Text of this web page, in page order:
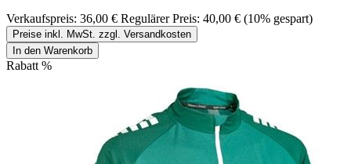
Verkaufspreis: 36,00 € Regulärer Preis: 40,00 € (10% gespart)
Preise inkl. MwSt. zzgl. Versandkosten
In den Warenkorb
Rabatt %